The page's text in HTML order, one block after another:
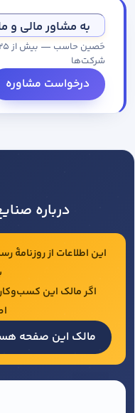
به مشاور مالی و
شرکت‌ها
درخواست مشاوره
درباره
این اطلاعات از
اگر مالک این
مالک این صفحه